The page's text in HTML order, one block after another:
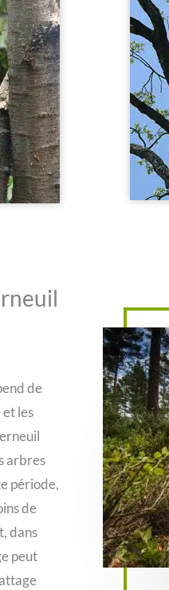
de
les
arbres
période,
de
dans
peut